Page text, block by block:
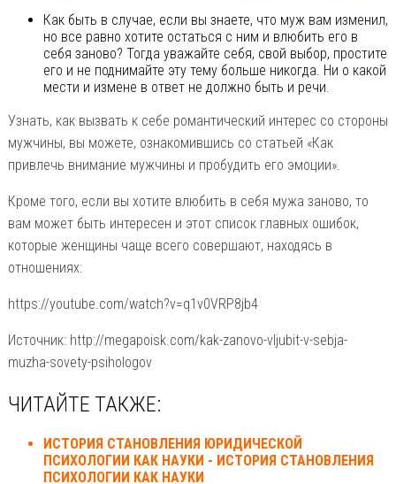
Как быть в случае, если вы знаете, что муж вам изменил,
но все равно хотите остаться с ним и влюбить его в
себя заново? Тогда уважайте себя, свой выбор, простите
его и не поднимайте эту тему больше никогда. Ни о какой
мести и измене в ответ не должно быть и речи.
Узнать, как вызвать к себе романтический интерес со стороны
мужчины, вы можете, ознакомившись со статьей «Как
привлечь внимание мужчины и пробудить его эмоции».
Кроме того, если вы хотите влюбить в себя мужа заново, то
вам может быть интересен и этот список главных ошибок,
которые женщины чаще всего совершают, находясь в
отношениях:
https://youtube.com/watch?v=q1v0VRP8jb4
Источник: http://megapoisk.com/kak-zanovo-vljubit-v-sebja-
muzha-sovety-psihologov
ЧИТАЙТЕ ТАКЖЕ:
ИСТОРИЯ СТАНОВЛЕНИЯ ЮРИДИЧЕСКОЙ
ПСИХОЛОГИИ КАК НАУКИ - ИСТОРИЯ СТАНОВЛЕНИЯ
ПСИХОЛОГИИ КАК НАУКИ